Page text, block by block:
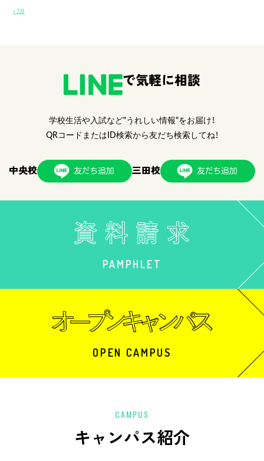
« 7月
で気軽に相談
学校生活や入試など"うれしい情報"をお届け！
QRコードまたはID検索から友だち検索してね！
中央校 三田校
PAMPHLET
OPEN CAMPUS
CAMPUS
キャンパス紹介